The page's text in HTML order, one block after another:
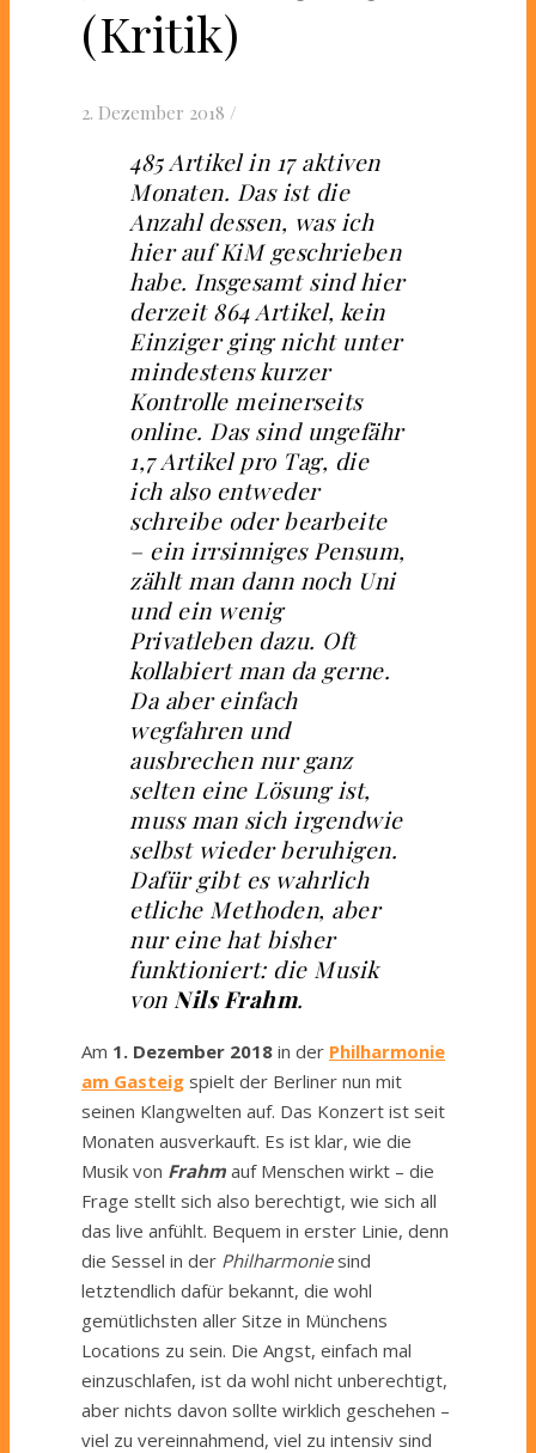
(Kritik)
2. Dezember 2018 /
485 Artikel in 17 aktiven
Monaten. Das ist die
Anzahl dessen, was ich
hier auf KiM geschrieben
habe. Insgesamt sind hier
derzeit 864 Artikel, kein
Einziger ging nicht unter
mindestens kurzer
Kontrolle meinerseits
online. Das sind ungefähr
1,7 Artikel pro Tag, die
ich also entweder
schreibe oder bearbeite
– ein irrsinniges Pensum,
zählt man dann noch Uni
und ein wenig
Privatleben dazu. Oft
kollabiert man da gerne.
Da aber einfach
wegfahren und
ausbrechen nur ganz
selten eine Lösung ist,
muss man sich irgendwie
selbst wieder beruhigen.
Dafür gibt es wahrlich
etliche Methoden, aber
nur eine hat bisher
funktioniert: die Musik
von Nils Frahm.
Am 1. Dezember 2018 in der Philharmonie
am Gasteig spielt der Berliner nun mit
seinen Klangwelten auf. Das Konzert ist seit
Monaten ausverkauft. Es ist klar, wie die
Musik von Frahm auf Menschen wirkt – die
Frage stellt sich also berechtigt, wie sich all
das live anfühlt. Bequem in erster Linie, denn
die Sessel in der Philharmoniesind
letztendlich dafür bekannt, die wohl
gemütlichsten aller Sitze in Münchens
Locations zu sein. Die Angst, einfach mal
einzuschlafen, ist da wohl nicht unberechtigt,
aber nichts davon sollte wirklich geschehen –
viel zu vereinnahmend, viel zu intensiv sind